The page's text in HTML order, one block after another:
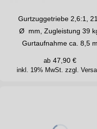
Gurtzuggetriebe 2,6:1,
Ø mm, Zugleistung 39
Gurtaufnahme ca. 8,5 m
inkl. 19% MwSt. zzgl.
ab 47,90 €